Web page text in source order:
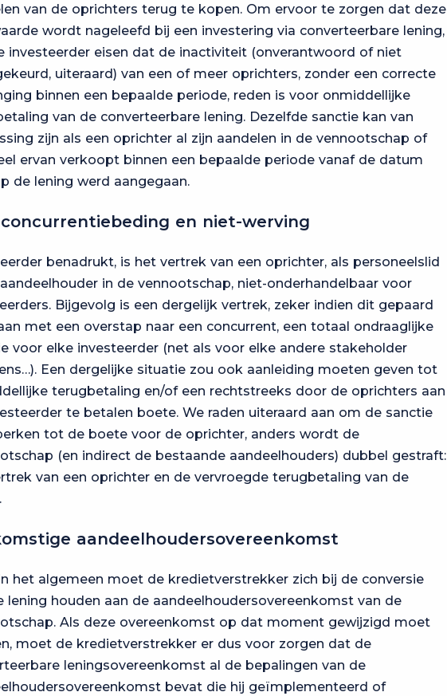
van de oprichters terug te kopen. Om ervoor te zorgen dat deze
wordt nageleefd bij een investering via converteerbare lening,
investeerder eisen dat de inactiviteit (onverantwoord of niet
uiteraard) van een of meer oprichters, zonder een correcte
binnen een bepaalde periode, reden is voor onmiddellijke
van de converteerbare lening. Dezelfde sanctie kan van
zijn als een oprichter al zijn aandelen in de vennootschap of
ervan verkoopt binnen een bepaalde periode vanaf de datum
de lening werd aangegaan.
concurrentiebeding en niet-werving
benadrukt, is het vertrek van een oprichter, als personeelslid
in de vennootschap, niet-onderhandelbaar voor
Bijgevolg is een dergelijk vertrek, zeker indien dit gepaard
met een overstap naar een concurrent, een totaal ondraaglijke
voor elke investeerder (net als voor elke andere stakeholder
Een dergelijke situatie zou ook aanleiding moeten geven tot
terugbetaling en/of een rechtstreeks door de oprichters aan
te betalen boete. We raden uiteraard aan om de sanctie
tot de boete voor de oprichter, anders wordt de
(en indirect de bestaande aandeelhouders) dubbel gestraft:
van een oprichter en de vervroegde terugbetaling van de
aandeelhoudersovereenkomst
het algemeen moet de kredietverstrekker zich bij de conversie
lening houden aan de aandeelhoudersovereenkomst van de
Als deze overeenkomst op dat moment gewijzigd moet
moet de kredietverstrekker er dus voor zorgen dat de
leningsovereenkomst al de bepalingen van de
bevat die hij geïmplementeerd of